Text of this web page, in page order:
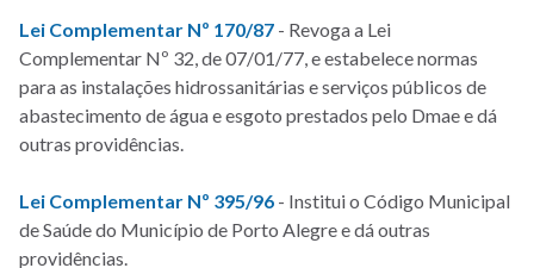
Lei Complementar Nº 170/87 - Revoga a Lei
Complementar Nº 32, de 07/01/77, e estabelece normas
para as instalações hidrossanitárias e serviços públicos de
abastecimento de água e esgoto prestados pelo Dmae e dá
outras providências.
Lei Complementar Nº 395/96 - Institui o Código Municipal
de Saúde do Município de Porto Alegre e dá outras
providências.